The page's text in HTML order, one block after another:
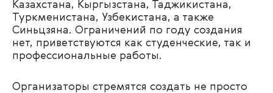
Казахстана, Кыргызстана, Таджикистана,
Туркменистана, Узбекистана, а также
Синьцзяна. Ограничений по году создания
нет, приветствуются как студенческие, так и
профессиональные работы.
Организаторы стремятся создать не просто